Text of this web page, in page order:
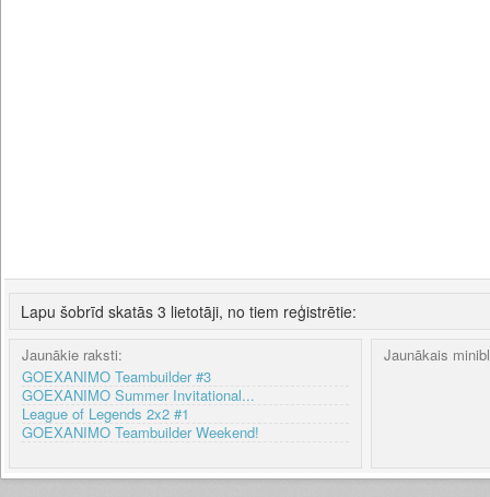
Lapu šobrīd skatās 3 lietotāji, no tiem reģistrētie:
Jaunākie raksti:
GOEXANIMO Teambuilder #3
GOEXANIMO Summer Invitational...
League of Legends 2x2 #1
GOEXANIMO Teambuilder Weekend!
Jaunākais